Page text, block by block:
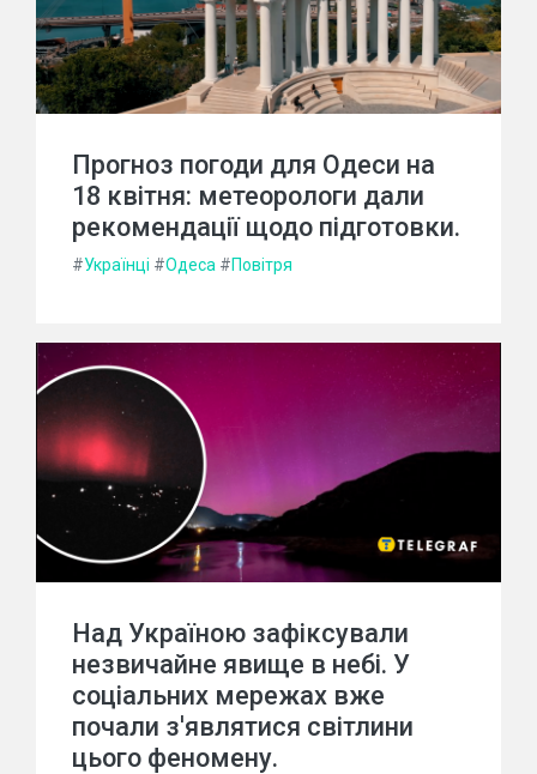
Прогноз погоди для Одеси на
18 квітня: метеорологи дали
рекомендації щодо підготовки.
#Українці #Одеса #Повітря
Над Україною зафіксували
незвичайне явище в небі. У
соціальних мережах вже
почали з'являтися світлини
цього феномену.